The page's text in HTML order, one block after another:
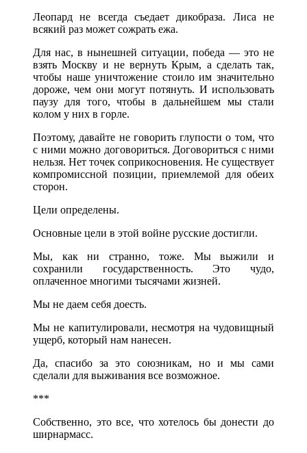
Леопард не всегда съедает дикобраза. Лиса не
всякий раз может сожрать ежа.
Для нас, в нынешней ситуации, победа — это не
взять Москву и не вернуть Крым, а сделать так,
чтобы наше уничтожение стоило им значительно
дороже, чем они могут потянуть. И использовать
паузу для того, чтобы в дальнейшем мы стали
колом у них в горле.
Поэтому, давайте не говорить глупости о том, что
с ними можно договориться. Договориться с ними
нельзя. Нет точек соприкосновения. Не существует
компромиссной позиции, приемлемой для обеих
сторон.
Цели определены.
Основные цели в этой войне русские достигли.
Мы, как ни странно, тоже. Мы выжили и
сохранили государственность. Это чудо,
оплаченное многими тысячами жизней.
Мы не даем себя доесть.
Мы не капитулировали, несмотря на чудовищный
ущерб, который нам нанесен.
Да, спасибо за это союзникам, но и мы сами
сделали для выживания все возможное.
***
Собственно, это все, что хотелось бы донести до
ширнармасс.